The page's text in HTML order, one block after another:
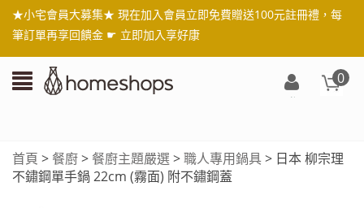
★小宅會員大募集★ 現在加入會員立即免費贈送100元註冊禮，每
筆訂單再享回饋金 ☛ 立即加入享好康
0
冊
首頁 > 餐廚> 餐廚主題嚴選>職人專用鍋具> 日本 柳宗理
不鏽鋼單手鍋 22cm (霧面) 附不鏽鋼蓋